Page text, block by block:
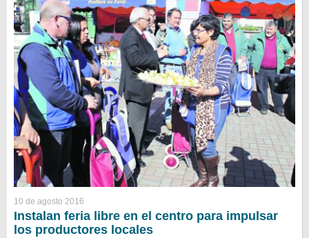
10 de agosto 2016
Instalan feria libre en el centro para impulsar
los productores locales